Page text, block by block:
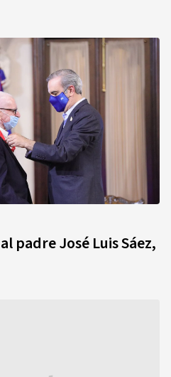
padre José Luis Sáez,